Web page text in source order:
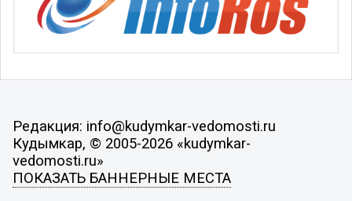
Редакция: info@kudymkar-vedomosti.ru
Кудымкар, © 2005-2026 «kudymkar-
vedomosti.ru»
ПОКАЗАТЬ БАННЕРНЫЕ МЕСТА